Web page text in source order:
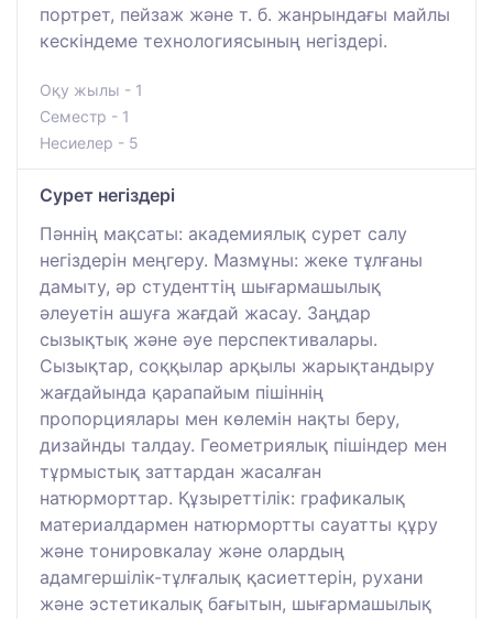
портрет, пейзаж және т. б. жанрындағы майлы
кескіндеме технологиясының негіздері.
Оқу жылы - 1
Семестр - 1
Несиелер - 5
Сурет негіздері
Пәннің мақсаты: академиялық сурет салу
негіздерін меңгеру. Мазмұны: жеке тұлғаны
дамыту, әр студенттің шығармашылық
әлеуетін ашуға жағдай жасау. Заңдар
сызықтық және әуе перспективалары.
Сызықтар, соққылар арқылы жарықтандыру
жағдайында қарапайым пішіннің
пропорциялары мен көлемін нақты беру,
дизайнды талдау. Геометриялық пішіндер мен
тұрмыстық заттардан жасалған
натюрморттар. Құзыреттілік: графикалық
материалдармен натюрмортты сауатты құру
және тонировкалау және олардың
адамгершілік-тұлғалық қасиеттерін, рухани
және эстетикалық бағытын, шығармашылық